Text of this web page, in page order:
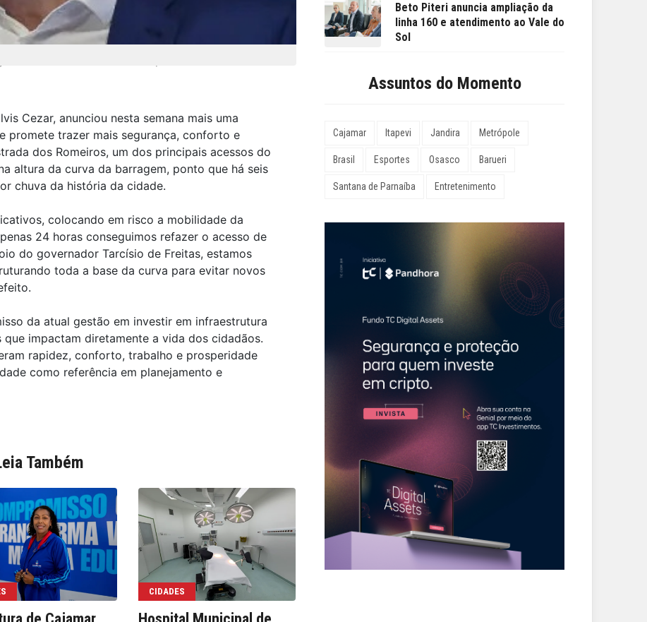
Cezar, anunciou nesta semana mais uma
promete trazer mais segurança, conforto e
dos Romeiros, um dos principais acessos do
altura da curva da barragem, ponto que há seis
chuva da história da cidade.
colocando em risco a mobilidade da
24 horas conseguimos refazer o acesso de
do governador Tarcísio de Freitas, estamos
toda a base da curva para evitar novos
da atual gestão em investir em infraestrutura
impactam diretamente a vida dos cidadãos.
rapidez, conforto, trabalho e prosperidade
como referência em planejamento e
Também
CIDADES
Beto Piteri anuncia ampliação da
linha 160 e atendimento ao Vale do
Sol
Assuntos do Momento
Cajamar Itapevi Jandira Metrópole
Brasil Esportes Osasco Barueri
Santana de Parnaíba Entretenimento